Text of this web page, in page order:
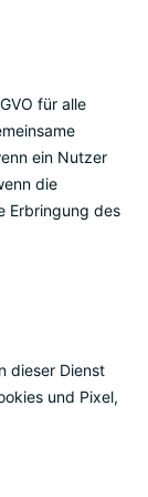
für alle
ein Nutzer
die
Erbringung des
dieser Dienst
und Pixel,